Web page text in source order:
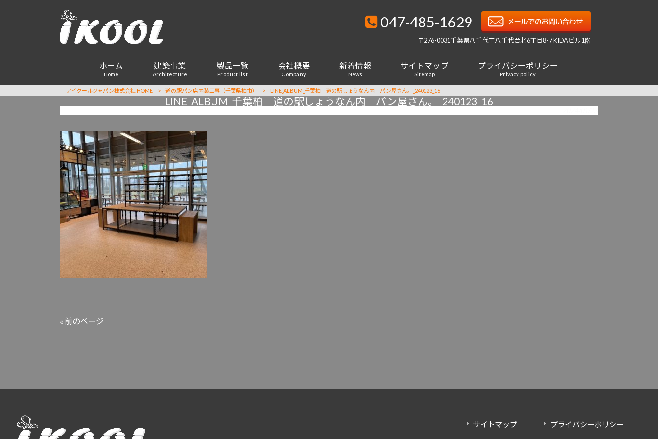
047-485-1629
〒276-0031千葉県八千代市八千代台北6丁目8-7 KIDAビル1階
ホーム
Home
建築事業
Architecture
製品一覧
Product list
会社概要
Company
新着情報
News
サイトマップ
Sitemap
プライバシーポリシー
Privacy policy
アイクールジャパン株式会社 HOME > 道の駅パン店内装工事（千葉県柏市） > LINE_ALBUM_千葉柏 道の駅しょうなん内 パン屋さん。_240123_16
LINE_ALBUM_千葉柏 道の駅しょうなん内 パン屋さん。_240123_16
« 前のページ
サイトマップ プライバシーポリシー